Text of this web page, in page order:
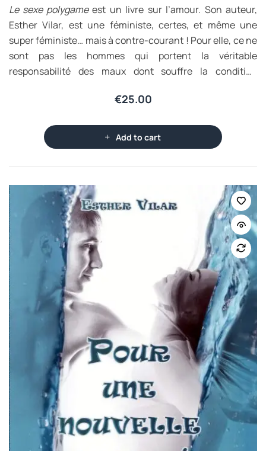
Le sexe polygameest un livre sur l’amour. Son auteur,
Esther Vilar, est une féministe, certes, et même une
super féministe… mais à contre-courant ! Pour elle, ce ne
sont pas les hommes qui portent la véritable
responsabilité des maux dont souffre la condition
€25.00
Add to cart